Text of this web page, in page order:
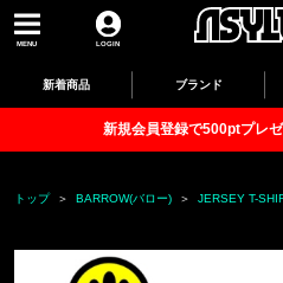
MENU LOGIN
新着商品 ブランド
新規会員登録で500ptプレ
トップ BARROW(バロー) JERSEY T-